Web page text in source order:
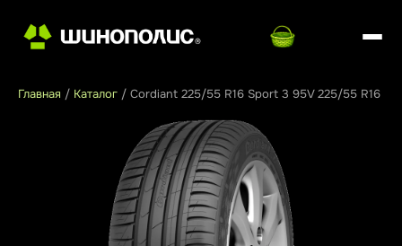
Главная / Каталог / Cordiant 225/55 R16 Sport 3 95V 225/55 R16